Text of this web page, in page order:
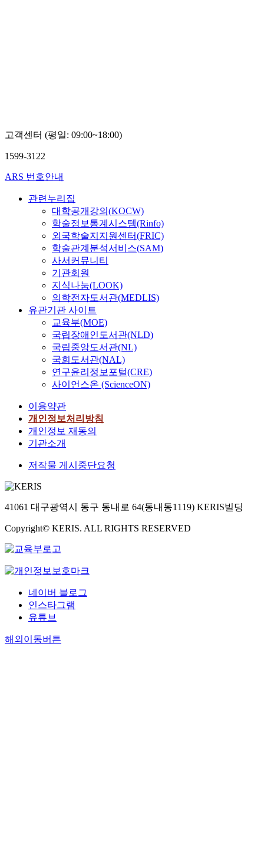
고객센터 (평일: 09:00~18:00)
1599-3122
ARS 번호안내
관련누리집
대학공개강의(KOCW)
학술정보통계시스템(Rinfo)
외국학술지지원센터(FRIC)
학술관계분석서비스(SAM)
사서커뮤니티
기관회원
지식나눔(LOOK)
의학전자도서관(MEDLIS)
유관기관 사이트
교육부(MOE)
국립장애인도서관(NLD)
국립중앙도서관(NL)
국회도서관(NAL)
연구윤리정보포털(CRE)
사이언스온 (ScienceON)
이용약관
개인정보처리방침
개인정보 재동의
기관소개
저작물 게시중단요청
41061 대구광역시 동구 동내로 64(동내동1119) KERIS빌딩
Copyright© KERIS. ALL RIGHTS RESERVED
네이버 블로그
인스타그램
유튜브
해외이동버튼